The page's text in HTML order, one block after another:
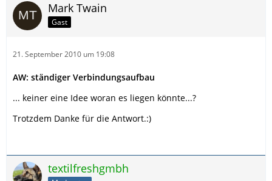
Mark Twain
Gast
21. September 2010 um 19:08
AW: ständiger Verbindungsaufbau
... keiner eine Idee woran es liegen könnte...?
Trotzdem Danke für die Antwort.:)
textilfreshgmbh